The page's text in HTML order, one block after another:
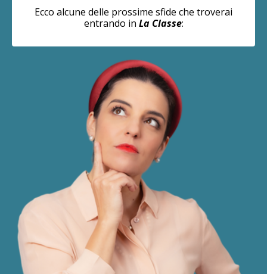
Ecco alcune delle prossime sfide che troverai
entrando in La Classe: